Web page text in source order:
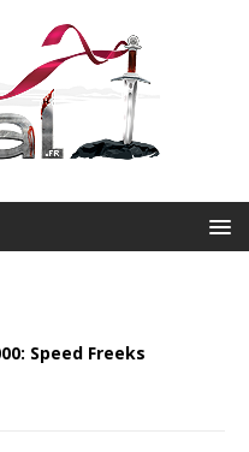
Speed Freeks